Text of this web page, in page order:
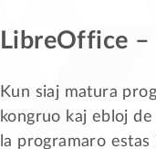
LibreOffice
Kun siaj matura
kongruo kaj ebloj
la programaro